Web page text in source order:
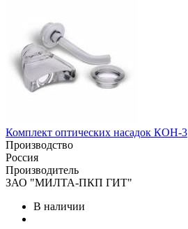
Комплект оптических насадок КОН-3
Производство
Россия
Производитель
ЗАО "МИЛТА-ПКП ГИТ"
В наличии